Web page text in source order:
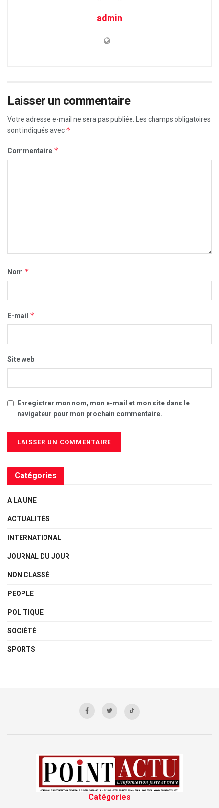
admin
Laisser un commentaire
Votre adresse e-mail ne sera pas publiée.
Les champs obligatoires
sont indiqués avec *
Commentaire *
Nom *
E-mail *
Site web
Enregistrer mon nom, mon e-mail et mon site dans le
navigateur pour mon prochain commentaire.
Catégories
A LA UNE
ACTUALITÉS
INTERNATIONAL
JOURNAL DU JOUR
NON CLASSÉ
PEOPLE
POLITIQUE
SOCIÉTÉ
SPORTS
Catégories